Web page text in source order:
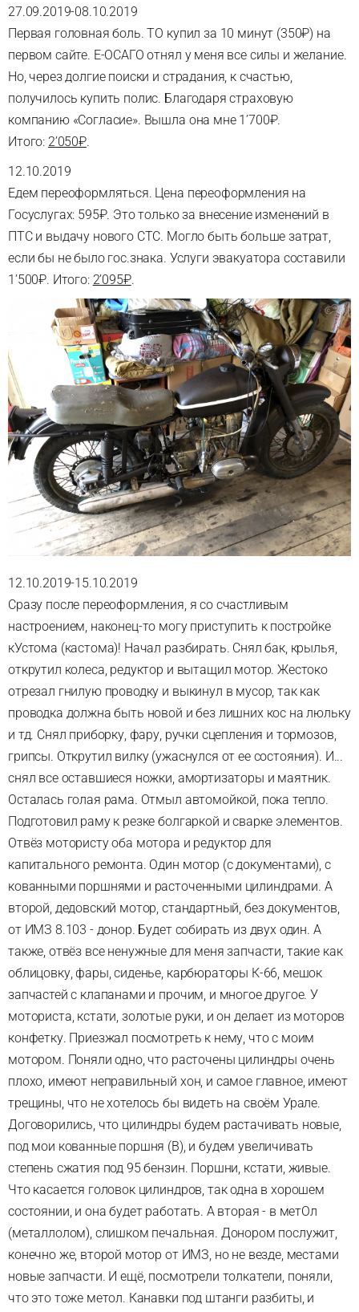
27.09.2019-08.10.2019
Первая головная боль. ТО купил за 10 минут (350₽) на
первом сайте. Е-ОСАГО отнял у меня все силы и желание.
Но, через долгие поиски и страдания, к счастью,
получилось купить полис. Благодаря страховую
компанию «Согласие». Вышла она мне 1’700₽.
Итого: 2’050₽.
12.10.2019
Едем переоформляться. Цена переоформления на
Госуслугах: 595₽. Это только за внесение изменений в
ПТС и выдачу нового СТС. Могло быть больше затрат,
если бы не было гос.знака. Услуги эвакуатора составили
1’500₽. Итого: 2’095₽.
12.10.2019-15.10.2019
Сразу после переоформления, я со счастливым
настроением, наконец-то могу приступить к постройке
кУстома (кастома)! Начал разбирать. Снял бак, крылья,
открутил колеса, редуктор и вытащил мотор. Жестоко
отрезал гнилую проводку и выкинул в мусор, так как
проводка должна быть новой и без лишних кос на люльку
и тд. Снял приборку, фару, ручки сцепления и тормозов,
грипсы. Открутил вилку (ужаснулся от ее состояния). И...
снял все оставшиеся ножки, амортизаторы и маятник.
Осталась голая рама. Отмыл автомойкой, пока тепло.
Подготовил раму к резке болгаркой и сварке элементов.
Отвёз мотористу оба мотора и редуктор для
капитального ремонта. Один мотор (с документами), с
кованными поршнями и расточенными цилиндрами. А
второй, дедовский мотор, стандартный, без документов,
от ИМЗ 8.103 - донор. Будет собирать из двух один. А
также, отвёз все ненужные для меня запчасти, такие как
облицовку, фары, сиденье, карбюраторы К-66, мешок
запчастей с клапанами и прочим, и многое другое. У
моториста, кстати, золотые руки, и он делает из моторов
конфетку. Приезжал посмотреть к нему, что с моим
мотором. Поняли одно, что расточены цилиндры очень
плохо, имеют неправильный хон, и самое главное, имеют
трещины, что не хотелось бы видеть на своём Урале.
Договорились, что цилиндры будем растачивать новые,
под мои кованные поршня (В), и будем увеличивать
степень сжатия под 95 бензин. Поршни, кстати, живые.
Что касается головок цилиндров, так одна в хорошем
состоянии, и она будет работать. А вторая - в метОл
(металлолом), слишком печальная. Донором послужит,
конечно же, второй мотор от ИМЗ, но не везде, местами
новые запчасти. И ещё, посмотрели толкатели, поняли,
что это тоже метол. Канавки под штанги разбиты, и